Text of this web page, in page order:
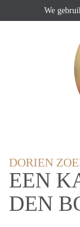
DORIEN
EEN
DEN
We